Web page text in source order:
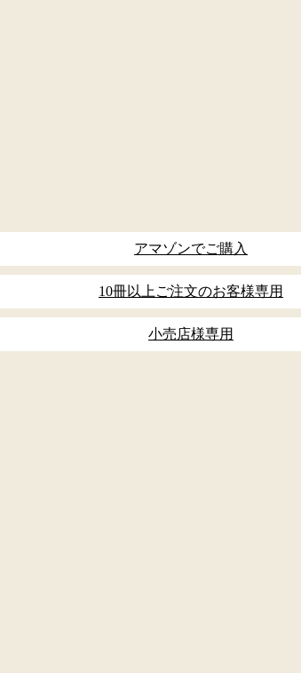
アマゾンでご購入
10冊以上ご注文のお客様専用
小売店様専用